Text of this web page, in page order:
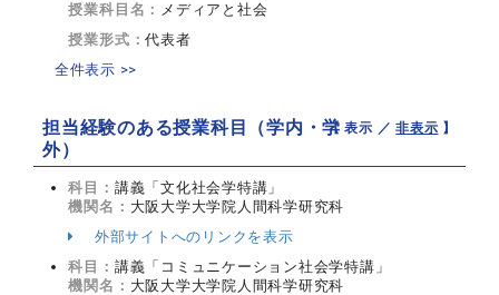
授業科目名： メディアと社会
授業形式：代表者
全件表示 >>
担当経験のある授業科目（学内・学
外）
【 表示 ／非表示 】
科目： 講義「文化社会学特講」
機関名： 大阪大学大学院人間科学研究科
外部サイトへのリンクを表示
科目： 講義「コミュニケーション社会学特講」
機関名： 大阪大学大学院人間科学研究科